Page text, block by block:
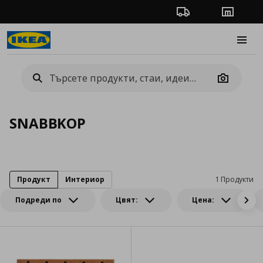
Проследяване на
Camera
SNABBKOP
Подреди по Цвят: Цена:
1 Продукти
Продукт Интериор